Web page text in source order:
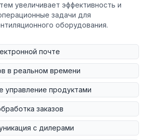
увеличивает эффективность и
задачи для
оборудования.
почте
в реальном времени
управление продуктами
заказов
с дилерами